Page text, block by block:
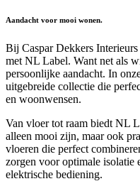
Aandacht voor mooi wonen.
Bij Caspar Dekkers
met NL Label. Want net als
persoonlijke aandacht. In
uitgebreide collectie die
en woonwensen.
Van vloer tot raam biedt NL
alleen mooi zijn, maar ook
vloeren die perfect
zorgen voor optimale isolatie
elektrische bediening.